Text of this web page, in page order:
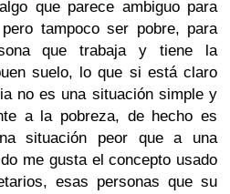
que parece ambiguo para
tampoco ser pobre, para
que trabaja y tiene la
suelo, lo que si está claro
no es una situación simple y
a la pobreza, de hecho es
situación peor que a una
me gusta el concepto usado
esas personas que su